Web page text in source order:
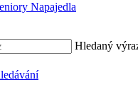
Napajedla
Hledaný